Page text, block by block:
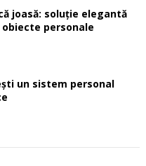
joasă: soluție elegantă
personale
un sistem personal